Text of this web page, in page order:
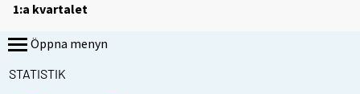
1:a kvartalet
Öppna menyn
STATISTIK